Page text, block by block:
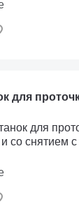
для
для
и со снятием